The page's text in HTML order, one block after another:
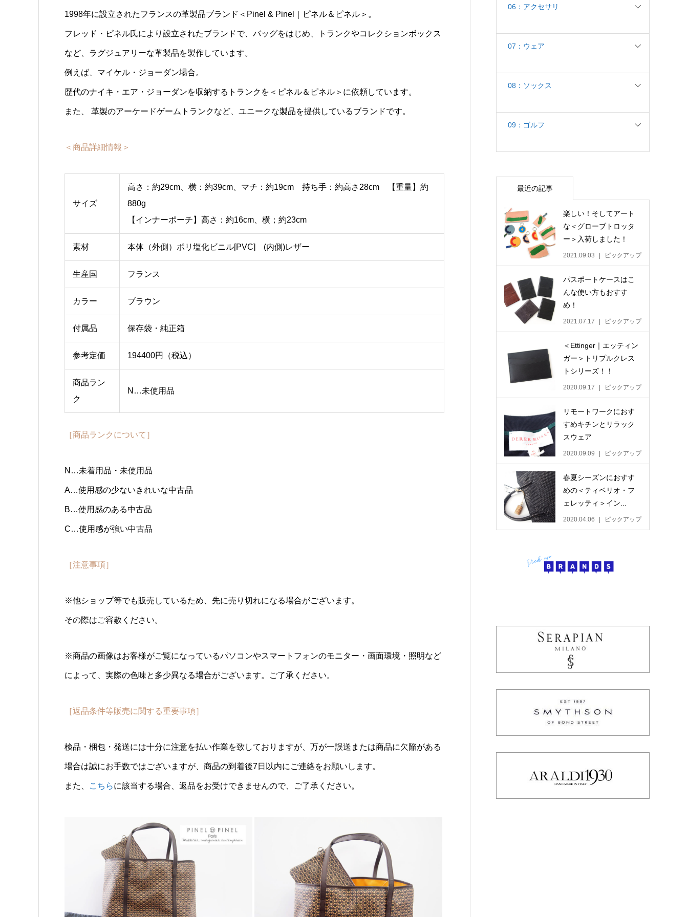
1998年に設立されたフランスの革製品ブランド＜Pinel & Pinel｜ピネル＆ピネル＞。
フレッド・ピネル氏により設立されたブランドで、バッグをはじめ、トランクやコレクションボックス
など、ラグジュアリーな革製品を製作しています。
例えば、マイケル・ジョーダン場合。
歴代のナイキ・エア・ジョーダンを収納するトランクを＜ピネル＆ピネル＞に依頼しています。
また、 革製のアーケードゲームトランクなど、ユニークな製品を提供しているブランドです。
＜商品詳細情報＞
サイズ
高さ：約29cm、横：約39cm、マチ：約19cm 持ち手：約高さ28cm 【重量】約
880g
【インナーポーチ】高さ：約16cm、横；約23cm
素材 本体（外側）ポリ塩化ビニル[PVC] (内側)レザー
生産国 フランス
カラー ブラウン
付属品 保存袋・純正箱
参考定価 194400円（税込）
商品ラン
ク
N…未使用品
［商品ランクについて］
N…未着用品・未使用品
A…使用感の少ないきれいな中古品
B…使用感のある中古品
C…使用感が強い中古品
［注意事項］
※他ショップ等でも販売しているため、先に売り切れになる場合がございます。
その際はご容赦ください。
※商品の画像はお客様がご覧になっているパソコンやスマートフォンのモニター・画面環境・照明など
によって、実際の色味と多少異なる場合がございます。ご了承ください。
［返品条件等販売に関する重要事項］
検品・梱包・発送には十分に注意を払い作業を致しておりますが、万が一誤送または商品に欠陥がある
場合は誠にお手数ではございますが、商品の到着後7日以内にご連絡をお願いします。
また、 こちらに該当する場合、返品をお受けできませんので、ご了承ください。
06：アクセサリ
07：ウェア
08：ソックス
09：ゴルフ
最近の記事
楽しい！そしてアート
な＜グローブトロッタ
ー＞入荷しました！
2021.09.03 ピックアップ
パスポートケースはこ
んな使い方もおすす
め！
2021.07.17 ピックアップ
＜Ettinger｜エッティン
ガー＞トリプルクレス
トシリーズ！！
2020.09.17 ピックアップ
リモートワークにおす
すめキチンとリラック
スウェア
2020.09.09 ピックアップ
春夏シーズンにおすす
めの＜ティベリオ・フ
ェレッティ＞イン...
2020.04.06 ピックアップ